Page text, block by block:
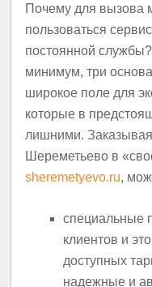
Почему для вызова
пользоваться
постоянной
минимум, три
широкое поле для
которые в
лишними. Заказывая
Шереметьево в
sheremetyevo.ru,
специальные
клиентов и
доступных
надежные и